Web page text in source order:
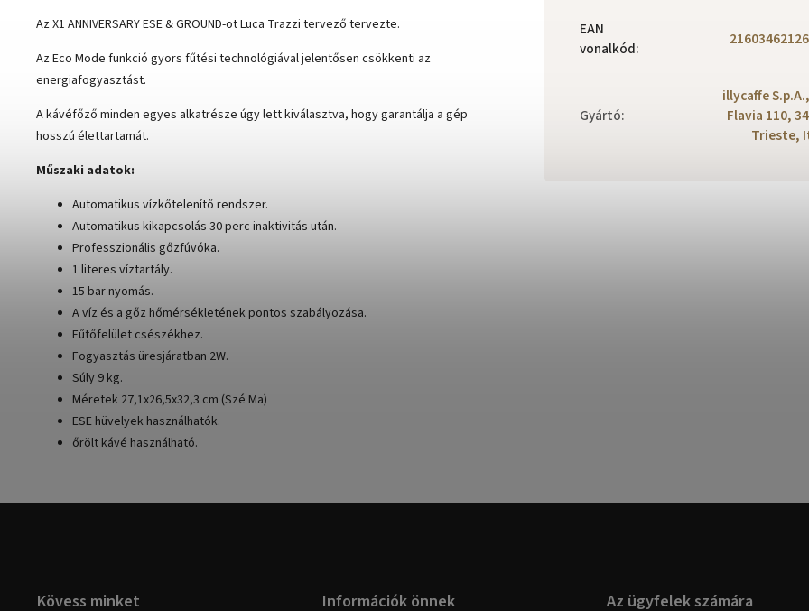
Az X1 ANNIVERSARY ESE & GROUND-ot Luca Trazzi tervező tervezte.
Az Eco Mode funkció gyors fűtési technológiával jelentősen csökkenti az
energiafogyasztást.
A kávéfőző minden egyes alkatrésze úgy lett kiválasztva, hogy garantálja a gép
hosszú élettartamát.
Műszaki adatok:
Automatikus vízkőtelenítő rendszer.
Automatikus kikapcsolás 30 perc inaktivitás után.
Professzionális gőzfúvóka.
1 literes víztartály.
15 bar nyomás.
A víz és a gőz hőmérsékletének pontos szabályozása.
Fűtőfelület csészékhez.
Fogyasztás üresjáratban 2W.
Súly 9 kg.
Méretek 27,1x26,5x32,3 cm (Szé Ma)
ESE hüvelyek használhatók.
őrölt kávé használható.
EAN
vonalkód:
Gyártó:
illycaffe
Flavia 110,
Trieste,
Kövess minket Információk önnek Az ügyfelek számára